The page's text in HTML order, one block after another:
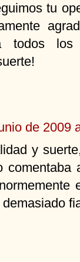
tu
todos
de 2009
y
comentaba